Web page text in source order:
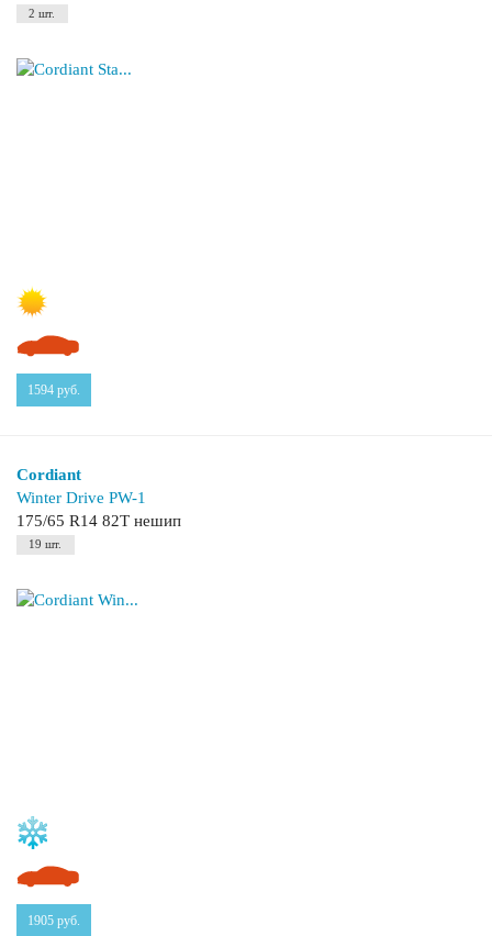
2 шт.
1594 руб.
Cordiant
Winter Drive PW-1
175/65 R14 82T нешип
19 шт.
1905 руб.